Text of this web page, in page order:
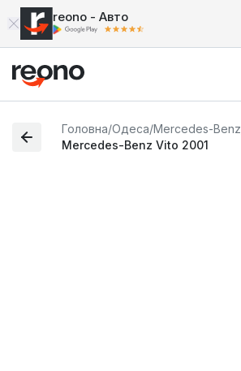
reono - Авто
Головна/Одеса/Mercedes-Benz
Mercedes-Benz Vito 2001